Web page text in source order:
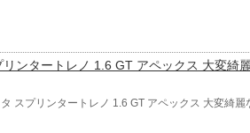
ンタートレノ 1.6 GT アペックス 大変綺
スプリンタートレノ 1.6 GT アペックス 大変綺麗